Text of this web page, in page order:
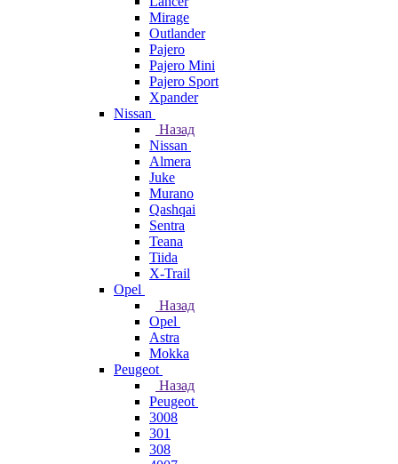
Mirage
Outlander
Pajero
Pajero Mini
Pajero Sport
Xpander
Nissan
Назад
Nissan
Almera
Juke
Murano
Qashqai
Sentra
Teana
Tiida
X-Trail
Opel
Назад
Opel
Astra
Mokka
Peugeot
Назад
Peugeot
3008
301
308